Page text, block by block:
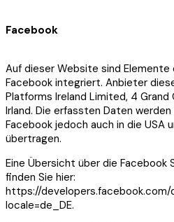
Facebook
Auf dieser Website sind
Facebook integriert. Anbieter
Platforms Ireland Limited, 4 Grand
Irland. Die erfassten Daten
Facebook jedoch auch in die USA
übertragen.
Eine Übersicht über die Facebook
finden Sie hier:
https://
locale=de_DE.